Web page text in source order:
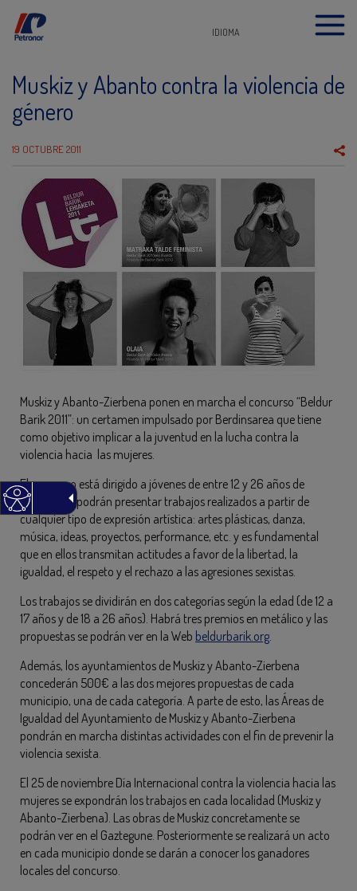
IDIOMA
Muskiz y Abanto contra la violencia de
género
19 OCTUBRE 2011
Muskiz y Abanto-Zierbena ponen en marcha el concurso “Beldur
Barik 2011”: un certamen impulsado por Berdinsarea que tiene
como objetivo implicar a la juventud en la lucha contra la
violencia hacia las mujeres.
El concurso está dirigido a jóvenes de entre 12 y 26 años de
Euskadi. Se podrán presentar trabajos realizados a partir de
cualquier tipo de expresión artística: artes plásticas, danza,
música, ideas, proyectos, performance, etc. y es fundamental
que en ellos transmitan actitudes a favor de la libertad, la
igualdad, el respeto y el rechazo a las agresiones sexistas.
Los trabajos se dividirán en dos categorías según la edad (de 12 a
17 años y de 18 a 26 años). Habrá tres premios en metálico y las
propuestas se podrán ver en la Web beldurbarik.org.
Además, los ayuntamientos de Muskiz y Abanto-Zierbena
concederán 500€ a las dos mejores propuestas de cada
municipio, una de cada categoría. A parte de esto, las Áreas de
Igualdad del Ayuntamiento de Muskiz y Abanto-Zierbena
pondrán en marcha distintas actividades con el fin de prevenir la
violencia sexista.
El 25 de noviembre Día Internacional contra la violencia hacia las
mujeres se expondrán los trabajos en cada localidad (Muskiz y
Abanto-Zierbena). Las obras de Muskiz concretamente se
podrán ver en el Gaztegune. Posteriormente se realizará un acto
en cada municipio donde se darán a conocer los ganadores
locales del concurso.